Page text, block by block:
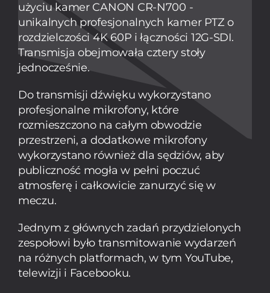
użyciu kamer CANON CR-N700 -
unikalnych profesjonalnych kamer PTZ o
rozdzielczości 4K 60P i łączności 12G-SDI.
Transmisja obejmowała cztery stoły
jednocześnie.
Do transmisji dźwięku wykorzystano
profesjonalne mikrofony, które
rozmieszczono na całym obwodzie
przestrzeni, a dodatkowe mikrofony
wykorzystano również dla sędziów, aby
publiczność mogła w pełni poczuć
atmosferę i całkowicie zanurzyć się w
meczu.
Jednym z głównych zadań przydzielonych
zespołowi było transmitowanie wydarzeń
na różnych platformach, w tym YouTube,
telewizji i Facebooku.